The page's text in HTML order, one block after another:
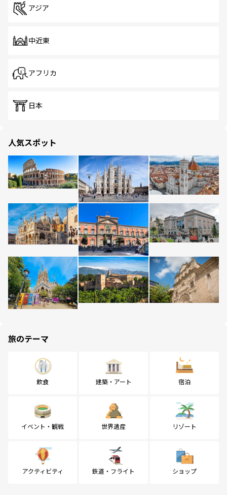
アジア
中近東
アフリカ
日本
人気スポット
旅のテーマ
飲食 建築・アート 宿泊
イベント・観戦 世界遺産 リゾート
アクティビティ 鉄道・フライト ショップ